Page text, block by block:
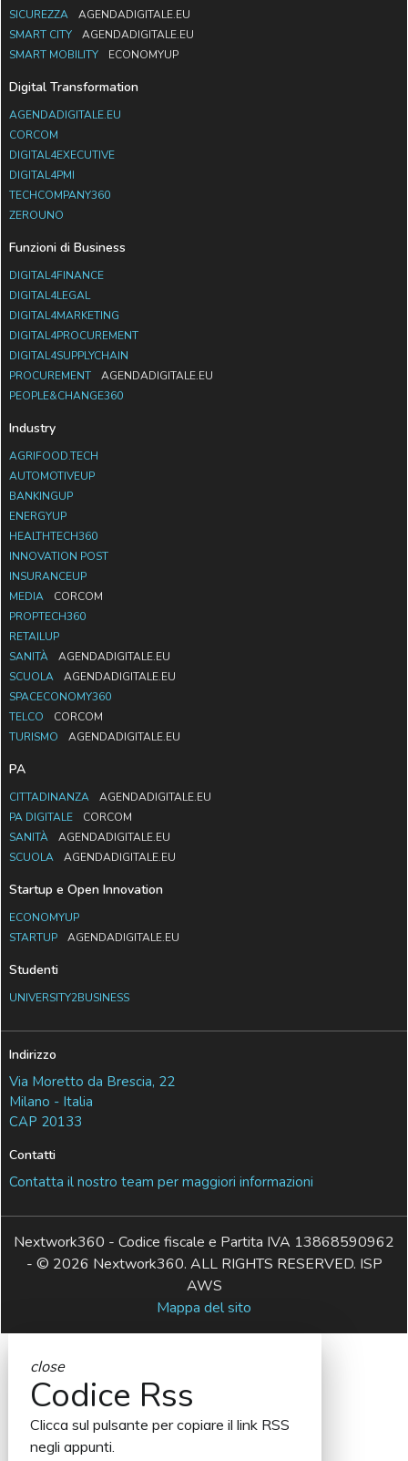
SICUREZZA
AGENDADIGITALE.EU
SMART CITY
AGENDADIGITALE.EU
SMART MOBILITY
ECONOMYUP
Digital Transformation
AGENDADIGITALE.EU
CORCOM
DIGITAL4EXECUTIVE
DIGITAL4PMI
TECHCOMPANY360
ZEROUNO
Funzioni di Business
DIGITAL4FINANCE
DIGITAL4LEGAL
DIGITAL4MARKETING
DIGITAL4PROCUREMENT
DIGITAL4SUPPLYCHAIN
PROCUREMENT
AGENDADIGITALE.EU
PEOPLE&CHANGE360
Industry
AGRIFOOD.TECH
AUTOMOTIVEUP
BANKINGUP
ENERGYUP
HEALTHTECH360
INNOVATION POST
INSURANCEUP
MEDIA
CORCOM
PROPTECH360
RETAILUP
SANITÀ
AGENDADIGITALE.EU
SCUOLA
AGENDADIGITALE.EU
SPACECONOMY360
TELCO
CORCOM
TURISMO
AGENDADIGITALE.EU
PA
CITTADINANZA
AGENDADIGITALE.EU
PA DIGITALE
CORCOM
SANITÀ
AGENDADIGITALE.EU
SCUOLA
AGENDADIGITALE.EU
Startup e Open Innovation
ECONOMYUP
STARTUP
AGENDADIGITALE.EU
Studenti
UNIVERSITY2BUSINESS
Indirizzo
Via Moretto da Brescia, 22
Milano - Italia
CAP 20133
Contatti
Contatta il nostro team per maggiori informazioni
Nextwork360 - Codice fiscale e Partita IVA 13868590962
- © 2026 Nextwork360. ALL RIGHTS RESERVED. ISP
AWS
Mappa del sito
close
Codice Rss
Clicca sul pulsante per copiare il link RSS
negli appunti.